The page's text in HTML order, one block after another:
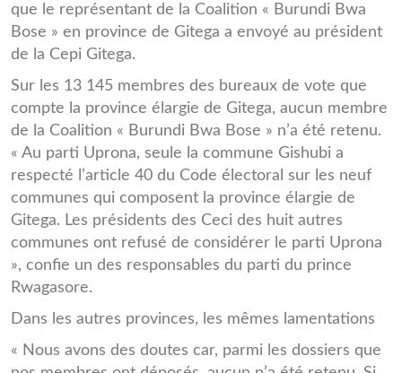
que le représentant de la Coalition « Burundi Bwa
Bose » en province de Gitega a envoyé au président
de la Cepi Gitega.
Sur les 13 145 membres des bureaux de vote que
compte la province élargie de Gitega, aucun membre
de la Coalition « Burundi Bwa Bose » n’a été retenu.
« Au parti Uprona, seule la commune Gishubi a
respecté l’article 40 du Code électoral sur les neuf
communes qui composent la province élargie de
Gitega. Les présidents des Ceci des huit autres
communes ont refusé de considérer le parti Uprona
», confie un des responsables du parti du prince
Rwagasore.
Dans les autres provinces, les mêmes lamentations
« Nous avons des doutes car, parmi les dossiers que